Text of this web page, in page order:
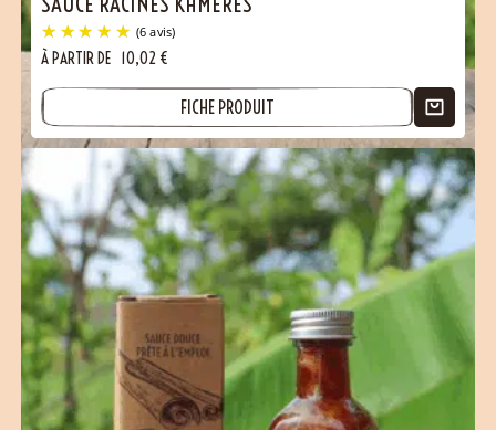
À PARTIR DE 10,02 €
FICHE PRODUIT